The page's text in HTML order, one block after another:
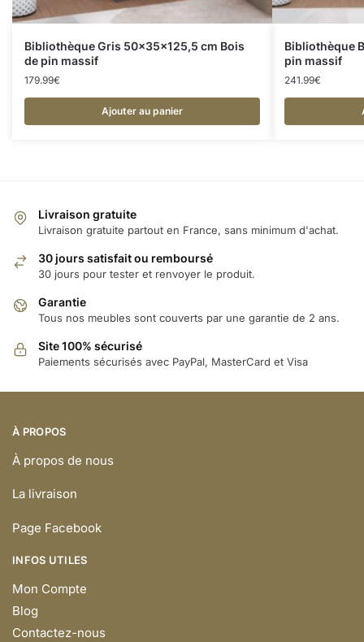
Bibliothèque Gris 50x35x125,5 cm Bois
de pin massif
179.99€
Ajouter au panier
Bibliothèque
pin massif
241.99€
Livraison gratuite
Livraison gratuite partout en France, sans minimum d'achat.
30 jours satisfait ou remboursé
30 jours pour tester et renvoyer le produit.
Garantie
Tous nos meubles sont couverts par une garantie de 2 ans.
Site 100% sécurisé
Paiements sécurisés avec PayPal, MasterCard et Visa
À PROPOS
À propos de nous
La livraison
Page Facebook
INFOS UTILES
Mon Compte
Blog
Contactez-nous